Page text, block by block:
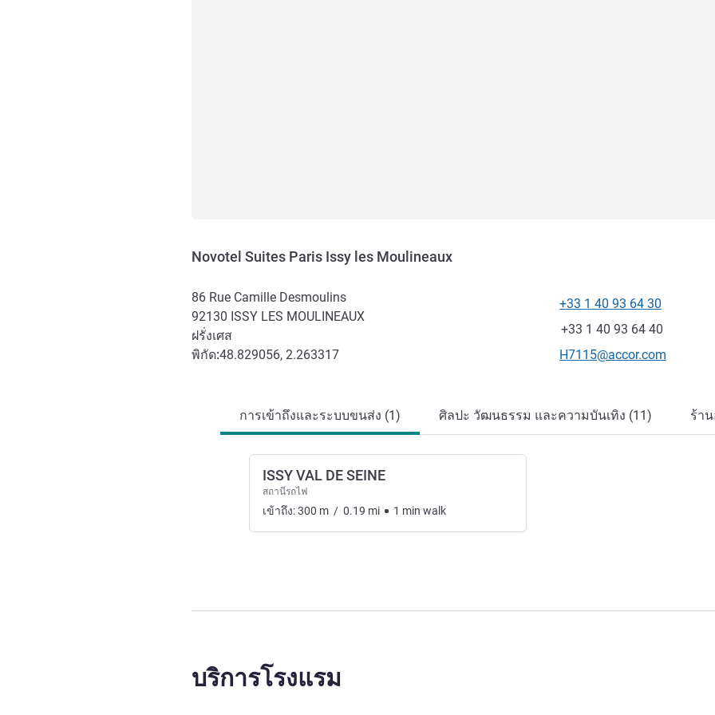
Novotel Suites Paris Issy les Moulineaux
86 Rue Camille Desmoulins
92130 ISSY LES MOULINEAUX
ฝรั่งเศส
พิกัด:48.829056, 2.263317
โทรศัพท์
+33 1 40 93 64 30
แฟกซ์
+33 1 40 93 64 40
อีเมลติดต่อ
H7115@accor.com
การเข้าถึงและระบบขนส่ง (1) ศิลปะ วัฒนธรรม และความบันเทิง (11) ร้า
ISSY VAL DE SEINE
สถานีรถไฟ
เข้าถึง:300 m / 0.19 mi 1 min walk
บริการโรงแรม